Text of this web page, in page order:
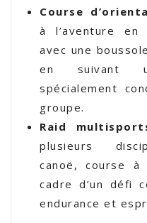
Course
à l’aventure en
avec une
en suivant
spécialement
groupe.
Raid
plusieurs
canoë, course
cadre d’un défi
endurance et